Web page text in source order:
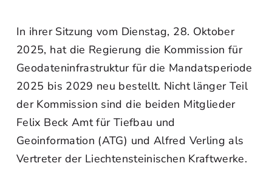
In ihrer Sitzung vom Dienstag, 28. Oktober
2025, hat die Regierung die Kommission für
Geodateninfrastruktur für die Mandatsperiode
2025 bis 2029 neu bestellt. Nicht länger Teil
der Kommission sind die beiden Mitglieder
Felix Beck Amt für Tiefbau und
Geoinformation (ATG) und Alfred Verling als
Vertreter der Liechtensteinischen Kraftwerke.